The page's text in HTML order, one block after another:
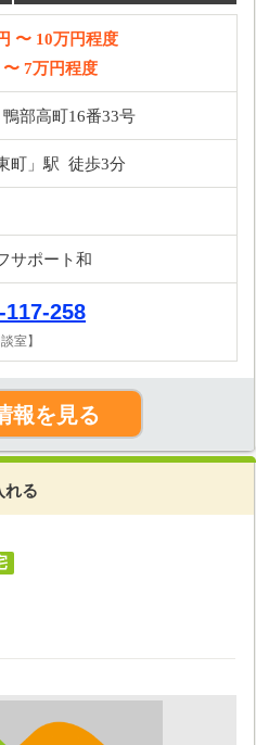
〜 10万円程度
〜 7万円程度
部高町16番33号
町」駅 徒歩3分
サポート和
117-258
室】
報を見る
れる